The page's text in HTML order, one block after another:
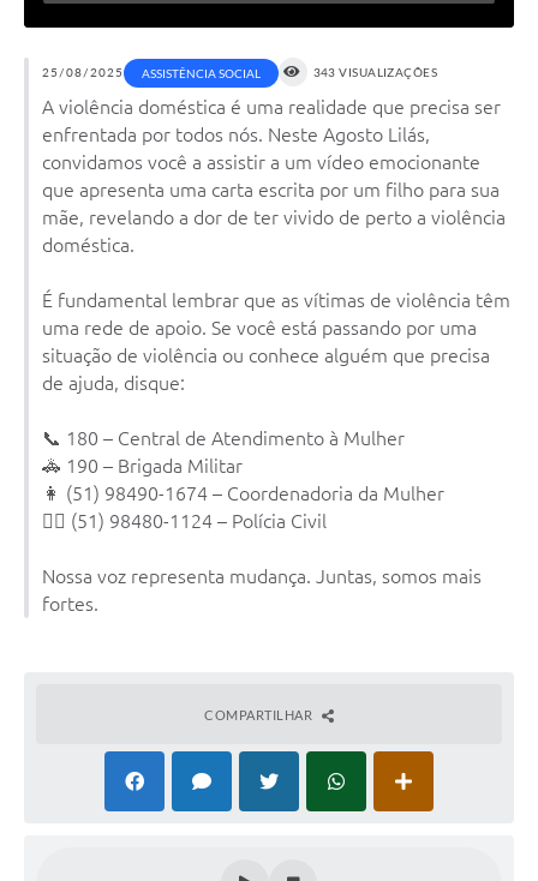
25/08/2025 ASSISTÊNCIA SOCIAL 343 VISUALIZAÇÕES
A violência doméstica é uma realidade que precisa ser
enfrentada por todos nós. Neste Agosto Lilás,
convidamos você a assistir a um vídeo emocionante
que apresenta uma carta escrita por um filho para sua
mãe, revelando a dor de ter vivido de perto a violência
doméstica.
É fundamental lembrar que as vítimas de violência têm
uma rede de apoio. Se você está passando por uma
situação de violência ou conhece alguém que precisa
de ajuda, disque:
📞 180 – Central de Atendimento à Mulher
🚓 190 – Brigada Militar
👩 (51) 98490-1674 – Coordenadoria da Mulher
👮‍♀️ (51) 98480-1124 – Polícia Civil
Nossa voz representa mudança. Juntas, somos mais
fortes.
COMPARTILHAR